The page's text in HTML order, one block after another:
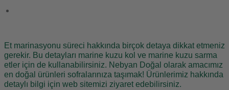
Et marinasyonu süreci hakkında birçok detaya dikkat etmeniz
gerekir. Bu detayları marine kuzu kol ve marine kuzu sarma
etler için de kullanabilirsiniz. Nebyan Doğal olarak amacımız
en doğal ürünleri sofralarınıza taşımak! Ürünlerimiz hakkında
detaylı bilgi için web sitemizi ziyaret edebilirsiniz.